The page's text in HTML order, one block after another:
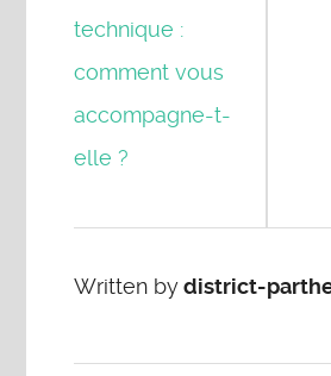
technique :
comment vous
accompagne-t-
elle ?
Written bydistrict-